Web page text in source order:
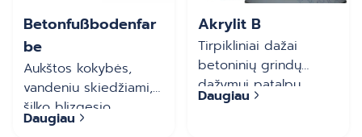
Betonfußbodenfar
be
Aukštos kokybės,
vandeniu skiedžiami,
šilko blizgesio
dispersiniai dažai
Daugiau
Akrylit B
Tirpikliniai dažai
betoninių grindų
dažymui patalpų
viduje: pramoninės
Daugiau